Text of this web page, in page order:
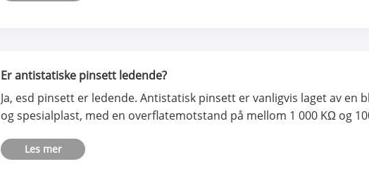
Er antistatiske pinsett ledende?
Ja, esd pinsett er ledende. Antistatisk pinsett er vanligvis laget av en
og spesialplast, med en overflatemotstand på mellom 1 000 KΩ og
Les mer